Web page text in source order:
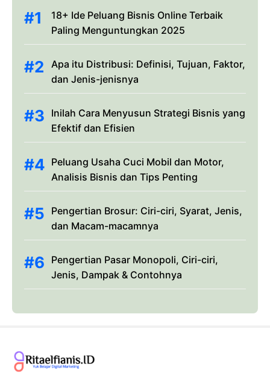
18+ Ide Peluang Bisnis Online Terbaik
Paling Menguntungkan 2025
Apa itu Distribusi: Definisi, Tujuan, Faktor,
dan Jenis-jenisnya
Inilah Cara Menyusun Strategi Bisnis yang
Efektif dan Efisien
Peluang Usaha Cuci Mobil dan Motor,
Analisis Bisnis dan Tips Penting
Pengertian Brosur: Ciri-ciri, Syarat, Jenis,
dan Macam-macamnya
Pengertian Pasar Monopoli, Ciri-ciri,
Jenis, Dampak & Contohnya